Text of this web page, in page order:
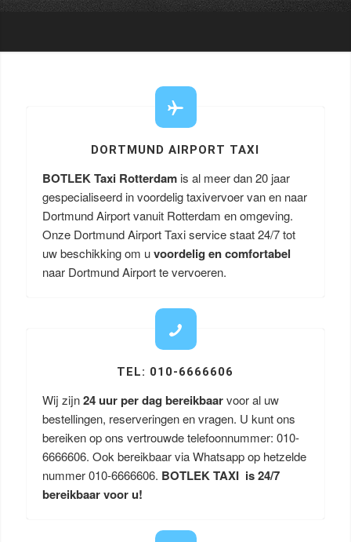
DORTMUND AIRPORT TAXI
BOTLEK Taxi Rotterdam is al meer dan 20 jaar
gespecialiseerd in voordelig taxivervoer van en naar
Dortmund Airport vanuit Rotterdam en omgeving.
Onze Dortmund Airport Taxi service staat 24/7 tot
uw beschikking om uvoordelig en comfortabel
naar Dortmund Airport te vervoeren.
TEL: 010-6666606
Wij zijn24 uur per dag bereikbaarvoor al uw
bestellingen, reserveringen en vragen. U kunt ons
bereiken op ons vertrouwde telefoonnummer: 010-
6666606. Ook bereikbaar via Whatsapp op hetzelde
nummer 010-6666606. BOTLEK TAXI is 24/7
bereikbaar voor u!